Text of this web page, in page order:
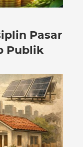
Pasar
Publik